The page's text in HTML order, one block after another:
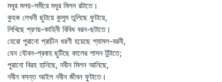
মধুর মলয়-সমীরে মধুর মিলন রটাতে।
কুহক লেখনী ছুটায়ে কুসুম তুলিছে ফুটায়ে,
লিখিছে প্রণয়-কাহিনী বিবিধ বরন-ছটাতে।
হেরো পুরানো প্রাচীন ধরণী হয়েছে শ্যামল-বরনী,
যেন যৌবন-প্রবাহ ছুটিছে কালের শাসন টুটাতে;
পুরানো বিরহ হানিছে, নবীন মিলন আনিছে,
নবীন বসন্ত আইল নবীন জীবন ফুটাতে।